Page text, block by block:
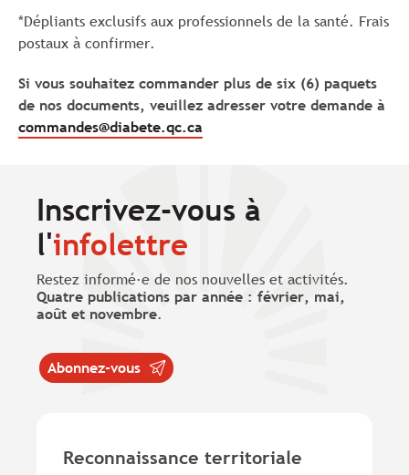
*Dépliants exclusifs aux professionnels de la santé. Frais
postaux à confirmer.
Si vous souhaitez commander plus de six (6) paquets
de nos documents, veuillez adresser votre demande à
commandes@diabete.qc.ca
Inscrivez-vous à
l'infolettre
Restez informé·e de nos nouvelles et activités.
Quatre publications par année : février, mai,
août et novembre.
Abonnez-vous
Reconnaissance territoriale